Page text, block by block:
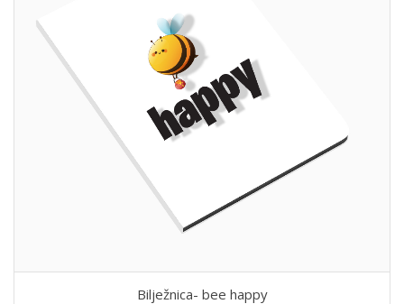
Bilježnica- bee happy